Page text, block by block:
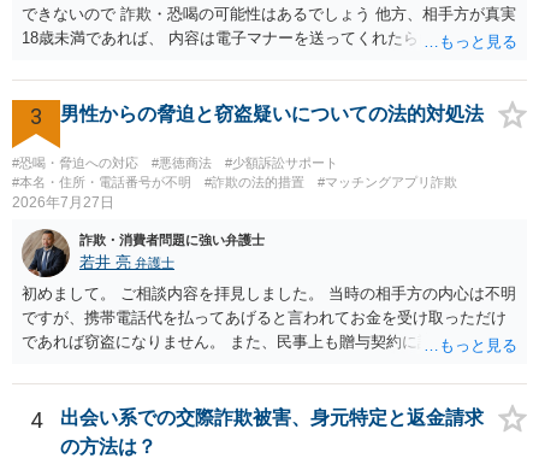
できないので 詐欺・恐喝の可能性はあるでしょう 他方、相手方が真実
18歳未満であれば、 内容は電子マナーを送ってくれたら自慰行為など
画の尺は10分ほど、服を着たままで胸を触って欲しい、などの要望を
して、要求された金額(1000円程度)の電子マネーを送信してしまいま
した。 そこから、撮影するまで暇なので顔の雰囲気の写真を交換して
欲しい、住んでいる都道府県と区を教えてと言われたので教えたりと
言ったやり取りをしていました。 というやりとりは、青少年条例違反
（わいせつ行為）の疑いがあります。18歳未満と知らなくても処罰可
能です。
3 男性からの脅迫と窃盗疑いについての法的対処法
#恐喝・脅迫への対応 #悪徳商法
#少額訴訟サポート
#本名・住所・電話番号が不明
#詐欺の法的措置 #マッチングアプリ詐欺
2026年7月27日
詐欺・消費者問題に強い弁護士
若井 亮 弁護士
初めまして。 ご相談内容を拝見しました。 当時の相手方の内心は不明
ですが、携帯電話代を払ってあげると言われてお金を受け取っただけ
であれば窃盗になりません。 また、民事上も贈与契約に該当すると思
ず、可能であればブロックをするようにしてください。 ご不安であれ
ば、最寄りの警察署に相談をしても良いかもしれません。 以上、ご参
考になれば幸いです。
4
出会い系での交際詐欺被害、身元特定と返金請求
の方法は？